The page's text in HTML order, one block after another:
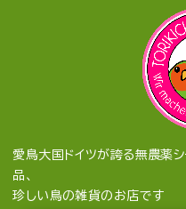
愛鳥大国ドイツが誇る無農薬シ
品、
珍しい鳥の雑貨のお店です